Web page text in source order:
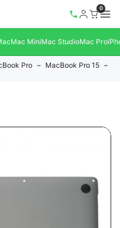
0
Mac MiniMac StudioMac Pro
Pro
MacBook Pro 15